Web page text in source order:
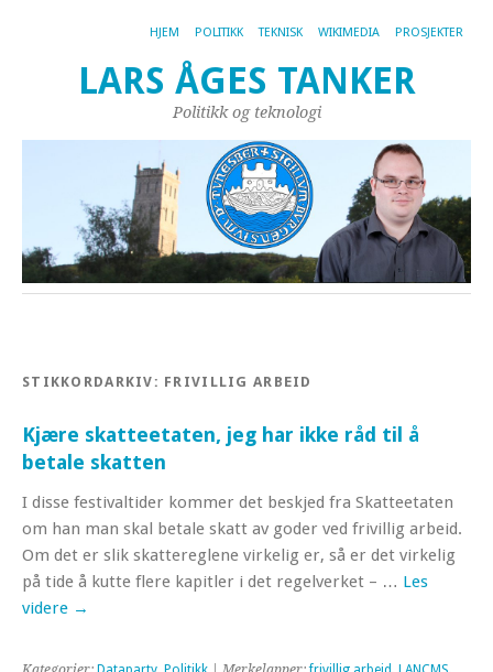
HJEM POLITIKK TEKNISK WIKIMEDIA PROSJEKTER
LARS ÅGES TANKER
Politikk og teknologi
STIKKORDARKIV: FRIVILLIG ARBEID
Kjære skatteetaten, jeg har ikke råd til å
betale skatten
I disse festivaltider kommer det beskjed fra Skatteetaten
om han man skal betale skatt av goder ved frivillig arbeid.
Om det er slik skattereglene virkelig er, så er det virkelig
på tide å kutte flere kapitler i det regelverket – … Les
videre →